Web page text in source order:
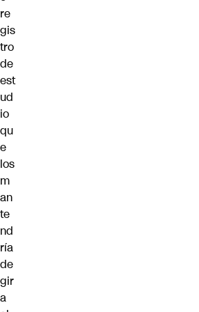
re
gis
tro
de
est
ud
io
qu
e
los
m
an
te
nd
ría
de
gir
a